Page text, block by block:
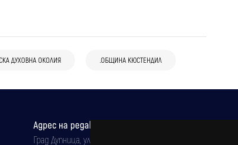
ДУХОВНА ОКОЛИЯ .ОБЩИНА КЮСТЕНДИЛ
Адрес на редакцията
Град Дупница, ул.''Христо Ботев" 43